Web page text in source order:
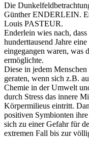
Die
Günther ENDERLEIN.
Louis PASTEUR.
Enderlein wies nach,
hunderttausend Jahre
eingegangen waren, was
ermöglichte.
Diese in jedem
geraten, wenn sich z.B.
Chemie in der Umwelt
durch Stress das innere
Körpermilieus eintritt.
positiven Symbionten
sich zu einer Gefahr für
extremen Fall bis zur